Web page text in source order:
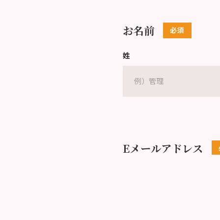
お名前
姓
Eメールアドレス